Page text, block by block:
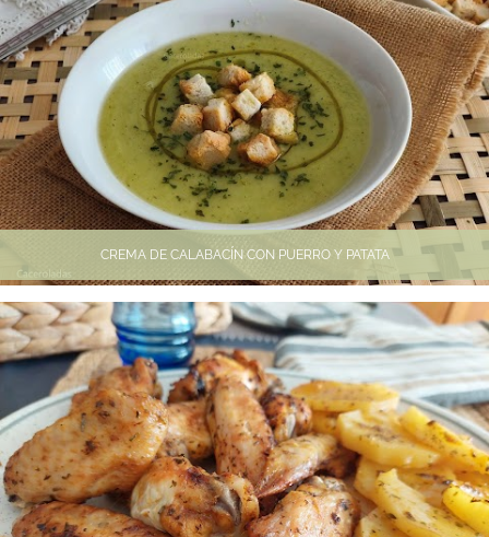
CREMA DE CALABACÍN CON PUERRO Y PATATA